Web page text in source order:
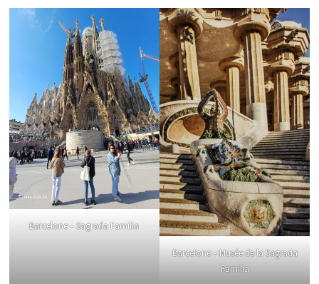
Barcelone – Sagrada Familia
Barcelone – Musée de la Sagrada
Familia